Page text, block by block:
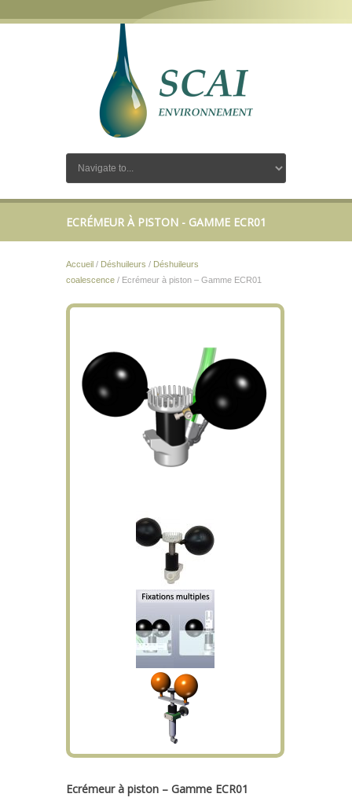
ECRÉMEUR À PISTON - GAMME ECR01
Accueil / Déshuileurs / Déshuileurs
coalescence / Ecrémeur à piston – Gamme ECR01
Ecrémeur à piston – Gamme ECR01